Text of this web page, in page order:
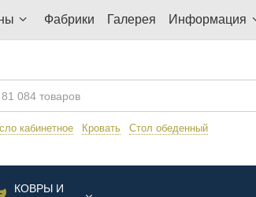
Фабрики Галерея Информация
кабинетное Кровать Стол обеденный
КОВРЫ И